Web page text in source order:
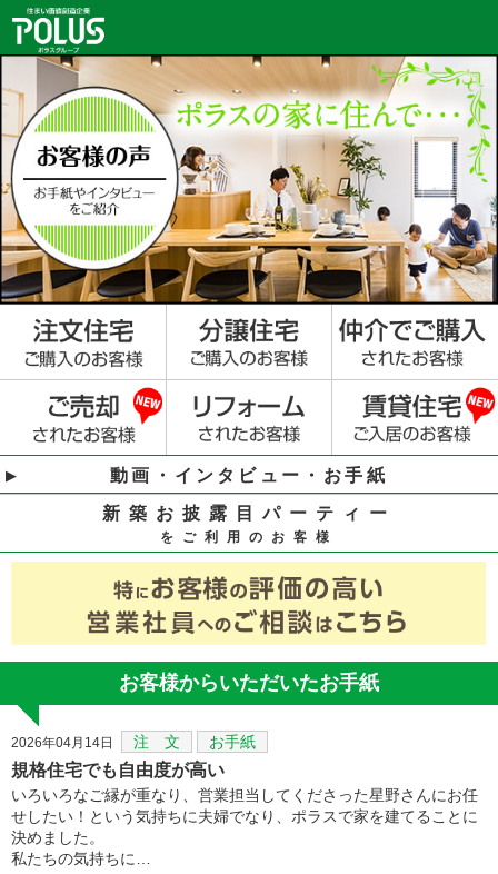
動画・インタビュー・お手紙
新築お披露目パーティー
をご利用のお客様
お客様からいただいたお手紙
2026年04月14日 注 文 お手紙
規格住宅でも自由度が高い
いろいろなご縁が重なり、営業担当してくださった星野さんにお任
せしたい！という気持ちに夫婦でなり、ポラスで家を建てることに
決めました。
私たちの気持ちに…